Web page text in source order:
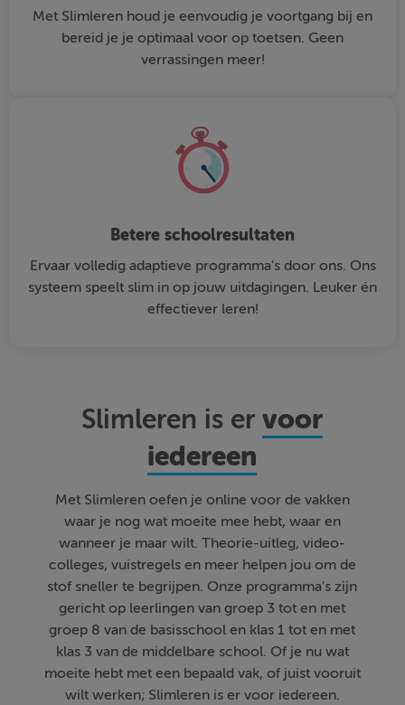
Met Slimleren houd je eenvoudig je voortgang bij en
bereid je je optimaal voor op toetsen. Geen
verrassingen meer!
Betere schoolresultaten
Ervaar volledig adaptieve programma's door ons. Ons
systeem speelt slim in op jouw uitdagingen. Leuker én
effectiever leren!
Slimleren is ervoor
iedereen
Met Slimleren oefen je online voor de vakken
waar je nog wat moeite mee hebt, waar en
wanneer je maar wilt. Theorie-uitleg, video-
colleges, vuistregels en meer helpen jou om de
stof sneller te begrijpen. Onze programma's zijn
gericht op leerlingen van groep 3 tot en met
groep 8 van de basisschool en klas 1 tot en met
klas 3 van de middelbare school. Of je nu wat
moeite hebt met een bepaald vak, of juist vooruit
wilt werken; Slimleren is er voor iedereen.